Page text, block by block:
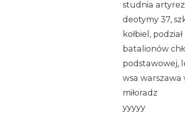
studnia
deotymy 37,
kołbiel,
batalionów
podstawowej,
wsa warszawa
miłoradz
yyyyy